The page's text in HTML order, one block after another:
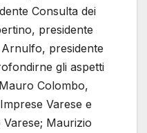
Consulta dei
presidente
presidente
gli aspetti
Colombo,
Varese e
Maurizio